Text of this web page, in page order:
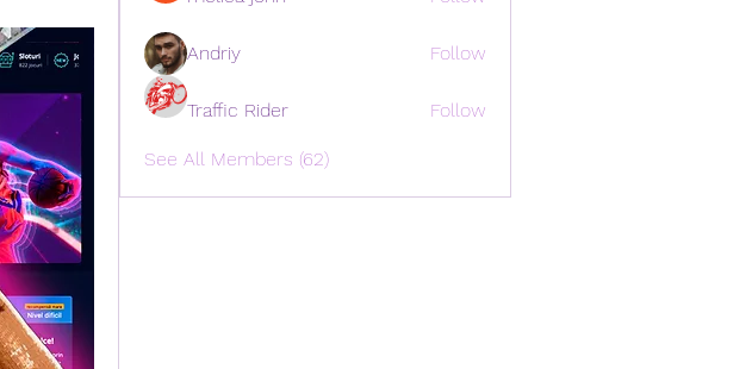
Andriy Follow
Traffic Rider Follow
See All Members (62)